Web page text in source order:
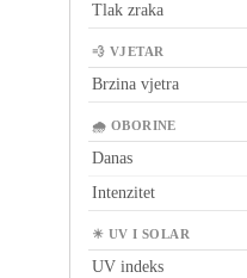
Tlak zraka
💨 VJETAR
Brzina vjetra
🌧 OBORINE
Danas
Intenzitet
☀ UV I SOLAR
UV indeks